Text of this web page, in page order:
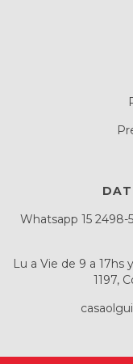
Whatsapp 15 2498-
Lu a Vie de 9 a 17hs
1197,